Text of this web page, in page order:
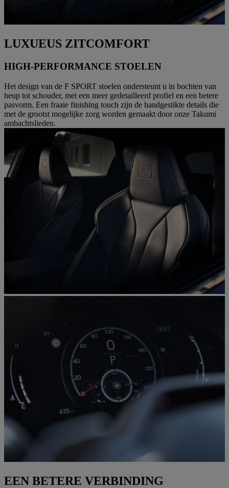
LUXUEUS ZITCOMFORT
HIGH-PERFORMANCE STOELEN
Het design van de F SPORT stoelen ondersteunt u in bochten van
heup tot schouder, met een meer gedetailleerd profiel en een betere
pasvorm. Een fraaie finishing touch zijn de handgestikte details die
met de grootst mogelijke zorg worden gemaakt door onze Takumi
ambachtslieden.
EEN BETERE VERBINDING